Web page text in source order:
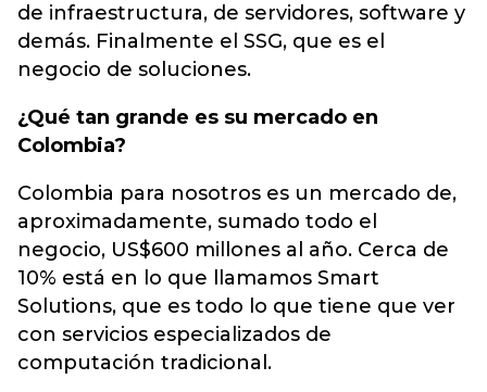
de infraestructura, de servidores, software y
demás. Finalmente el SSG, que es el
negocio de soluciones.
¿Qué tan grande es su mercado en
Colombia?
Colombia para nosotros es un mercado de,
aproximadamente, sumado todo el
negocio, US$600 millones al año. Cerca de
10% está en lo que llamamos Smart
Solutions, que es todo lo que tiene que ver
con servicios especializados de
computación tradicional.